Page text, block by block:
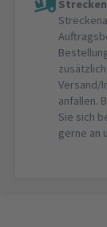
Versand/
anfallen.
Sie sich
gerne an